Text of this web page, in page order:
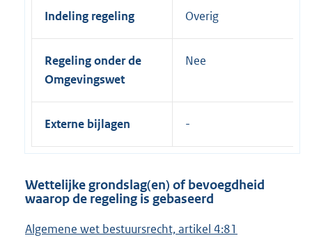
Indeling regeling Overig
Regeling onder de
Omgevingswet
Nee
Externe bijlagen
Wettelijke grondslag(en) of bevoegdheid
waarop de regeling is gebaseerd
Algemene wet bestuursrecht, artikel 4:81